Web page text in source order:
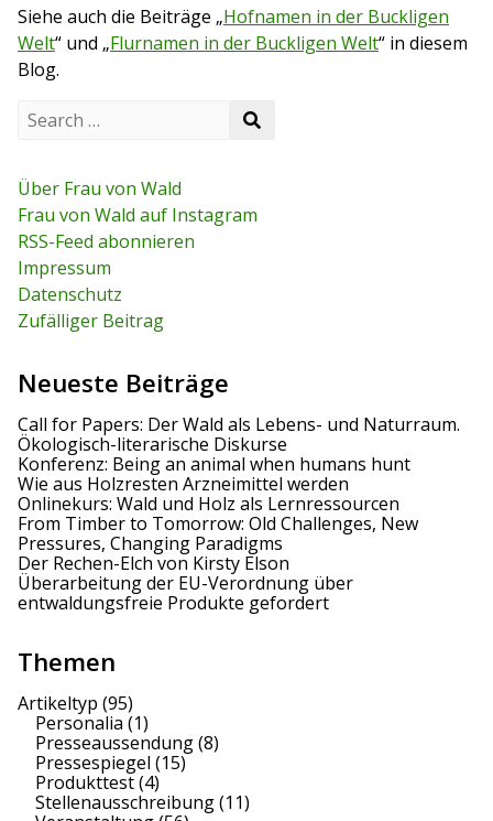
Siehe auch die Beiträge „Hofnamen in der Buckligen
Welt“ und „Flurnamen in der Buckligen Welt“ in diesem
Blog.
c
h
f
o
r
:
Über Frau von Wald
Frau von Wald auf Instagram
RSS-Feed abonnieren
Impressum
Datenschutz
Zufälliger Beitrag
Neueste Beiträge
Call for Papers: Der Wald als Lebens- und Naturraum.
Ökologisch-literarische Diskurse
Konferenz: Being an animal when humans hunt
Wie aus Holzresten Arzneimittel werden
Onlinekurs: Wald und Holz als Lernressourcen
From Timber to Tomorrow: Old Challenges, New
Pressures, Changing Paradigms
Der Rechen-Elch von Kirsty Elson
Überarbeitung der EU-Verordnung über
entwaldungsfreie Produkte gefordert
Themen
Artikeltyp (95)
Personalia (1)
Presseaussendung(8)
Pressespiegel (15)
Produkttest(4)
Stellenausschreibung(11)